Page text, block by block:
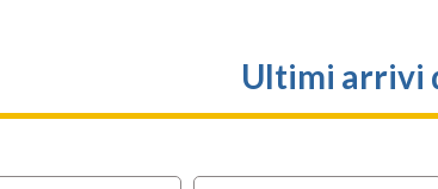
Ultimi arrivi